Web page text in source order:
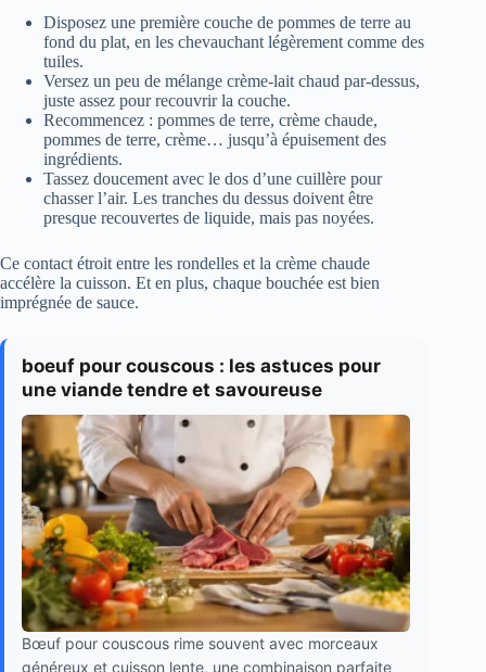
Disposez une première couche de pommes de terre au
fond du plat, en les chevauchant légèrement comme des
tuiles.
Versez un peu de mélange crème-lait chaud par-dessus,
juste assez pour recouvrir la couche.
Recommencez : pommes de terre, crème chaude,
pommes de terre, crème… jusqu’à épuisement des
ingrédients.
Tassez doucement avec le dos d’une cuillère pour
chasser l’air. Les tranches du dessus doivent être
presque recouvertes de liquide, mais pas noyées.
Ce contact étroit entre les rondelles et la crème chaude
accélère la cuisson. Et en plus, chaque bouchée est bien
imprégnée de sauce.
boeuf pour couscous : les astuces pour
une viande tendre et savoureuse
Bœuf pour couscous rime souvent avec morceaux
généreux et cuisson lente, une combinaison parfaite